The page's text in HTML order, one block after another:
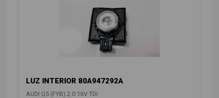
LUZ INTERIOR 80A947292A
AUDI Q5 (FYB) 2.0 16V TDI